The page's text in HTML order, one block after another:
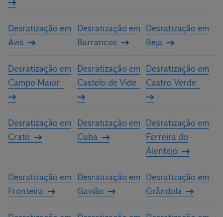
Desratização em
Avis
Desratização em
Barrancos
Desratização em
Beja
Desratização em
Campo Maior
Desratização em
Castelo de Vide
Desratização em
Castro Verde
Desratização em
Crato
Desratização em
Cuba
Desratização em
Ferreira do
Alentejo
Desratização em
Fronteira
Desratização em
Gavião
Desratização em
Grândola